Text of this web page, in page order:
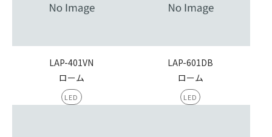
LAP-401VN
ローム
LED
LAP-601DB
ローム
LED